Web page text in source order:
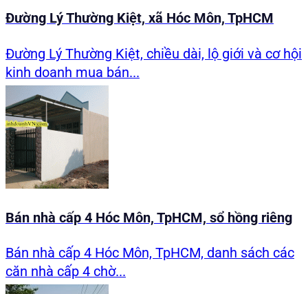
Đường Lý Thường Kiệt, xã Hóc Môn, TpHCM
Đường Lý Thường Kiệt, chiều dài, lộ giới và cơ hội
kinh doanh mua bán...
Bán nhà cấp 4 Hóc Môn, TpHCM, sổ hồng riêng
Bán nhà cấp 4 Hóc Môn, TpHCM, danh sách các
căn nhà cấp 4 chờ...